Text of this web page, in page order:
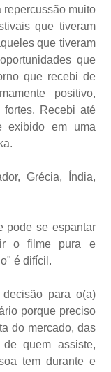
repercussão muito
que tiveram
que tiveram
que
que recebi de
positivo,
Recebi até
exibido em uma
Grécia, Índia,
pode se espantar
o filme pura e
é difícil.
para o(a)
porque preciso
do mercado, das
quem assiste,
tem durante e